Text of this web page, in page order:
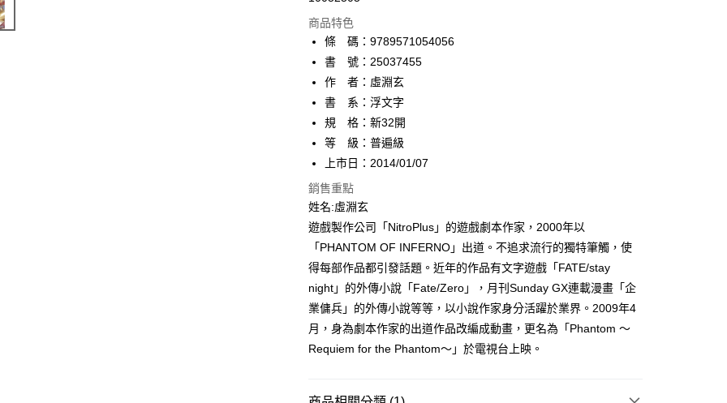
AFTEE先享後付
相關說明
AFTEE先享後付是「在收到商品之後才付款」的支付方式。 讓您購物簡單
便利好安心！
１．簡單：不需註冊會員、不需綁卡、不需儲值。
２．便利：只要手機號碼，簡訊認證，即可結帳。
３．安心：先確認商品／服務後，再付款。
１．於結帳方式選擇「AFTEE先享後付」後，將跳轉至「AFTEE先享後
付」結帳頁面，進行簡訊認證並確認金額後，即可完成結帳。
３．收到繳費通知簡訊後14天內，點擊此簡訊中的連結，可透過四大超商
／ATM／網路銀行／等多元方式進行付款，方視為交易完成。
※ 請注意：結帳手續完成當下不需立刻繳費，但若您需要取消訂單，請聯
絡購買商品的店家。未經商家同意取消之訂單仍視為有效，需透過AFTEE
先享後付繳納相關費用。
※ 交易是否成功請以「AFTEE先享後付 」之結帳頁面顯示為準，若有關於
付客戶支援中心」https://netprotections.freshdesk.com/support/home
交易，需依本服務之必要範圍內提供個人資料，並將交易相關給付款項請
ATM付款
運送方式
全家取貨付款
每筆NT$80，滿NT$500(含以上)免運費
每筆NT$80，滿NT$500(含以上)免運費
萊爾富取貨付款
每筆NT$80，滿NT$500(含以上)免運費
付款後萊爾富取貨
每筆NT$80，滿NT$500(含以上)免運費
每筆NT$80，滿NT$500(含以上)免運費
商品特色
條 碼：9789571054056
書 號：25037455
作 者：虛淵玄
書 系：浮文字
規 格：新32開
等 級：普遍級
上市日：2014/01/07
銷售重點
姓名:虛淵玄
遊戲製作公司「NitroPlus」的遊戲劇本作家，2000年以
「PHANTOM OF INFERNO」出道。不追求流行的獨特筆觸，使
得每部作品都引發話題。近年的作品有文字遊戲「FATE/stay
night」的外傳小說「Fate/Zero」，月刊Sunday GX連載漫畫「企
業傭兵」的外傳小說等等，以小說作家身分活躍於業界。2009年4
月，身為劇本作家的出道作品改編成動畫，更名為「Phantom ～
Requiem for the Phantom～」於電視台上映。